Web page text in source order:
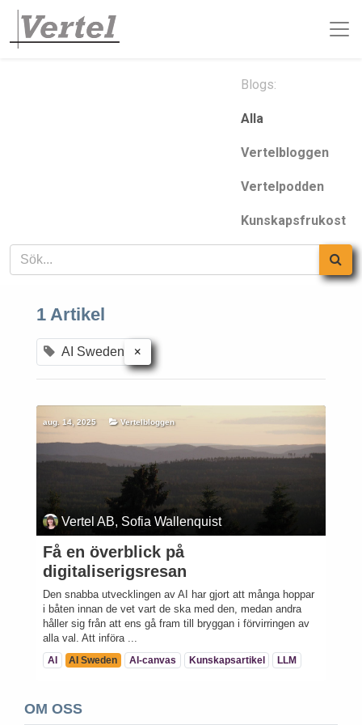
Blogs:
Alla
Vertelbloggen
Vertelpodden
Kunskapsfrukost
1 Artikel
AI Sweden ×
Vertel AB, Sofia Wallenquist
Få en överblick på
digitaliserigsresan
Den snabba utvecklingen av AI har gjort att många hoppar
i båten innan de vet vart de ska med den, medan andra
håller sig från att ens gå fram till bryggan i förvirringen av
alla val. Att införa ...
AI AI Sweden AI-canvas Kunskapsartikel LLM
aug. 14, 2025 Vertelbloggen
OM OSS